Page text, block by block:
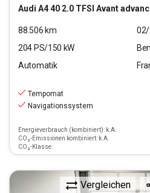
Audi A4 40 2.0 TFSI Avant advanced (EURO
88.506 km
204 PS/150 kW
Automatik
Tempomat
Navigationssystem
Energieverbrauch (kombiniert): k.A.
CO₂-Emissionen kombiniert: k.A.
CO₂-Klasse:
Vergleichen